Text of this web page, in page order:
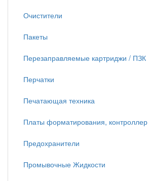
Очистители
Пакеты
Перезаправляемые картриджи / ПЗК
Перчатки
Печатающая техника
Платы форматирования, контроллер
Предохранители
Промывочные Жидкости